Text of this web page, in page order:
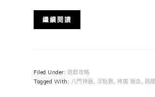
繼續閱讀
Filed Under: 遊戲攻略
Tagged With: 八門神器, 浮點數, 神魔 鎖血, 跳關